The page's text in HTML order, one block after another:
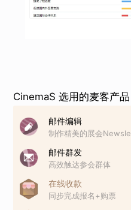
CinemaS 选用的麦客产品
邮件编辑
制作精美的展会
邮件群发
高效触达参会群体
在线收款
同步完成报名+购票